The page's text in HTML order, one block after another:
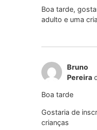
Boa tarde,
adulto e uma
Bruno
Pereira
Boa tarde
Gostaria de
crianças